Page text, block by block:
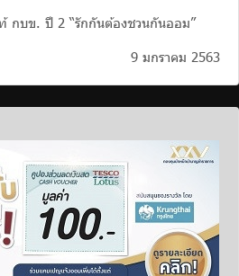
กบข. ปี 2 “รักกันต้องชวนกันออม”
9 มกราคม 2563